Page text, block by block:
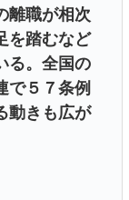
離職が相次
を踏むなど
る。全国の
で５７条例
動きも広が